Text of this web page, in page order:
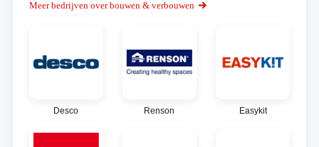
Meer bedrijven over bouwen & verbouwen
Desco Renson Easykit